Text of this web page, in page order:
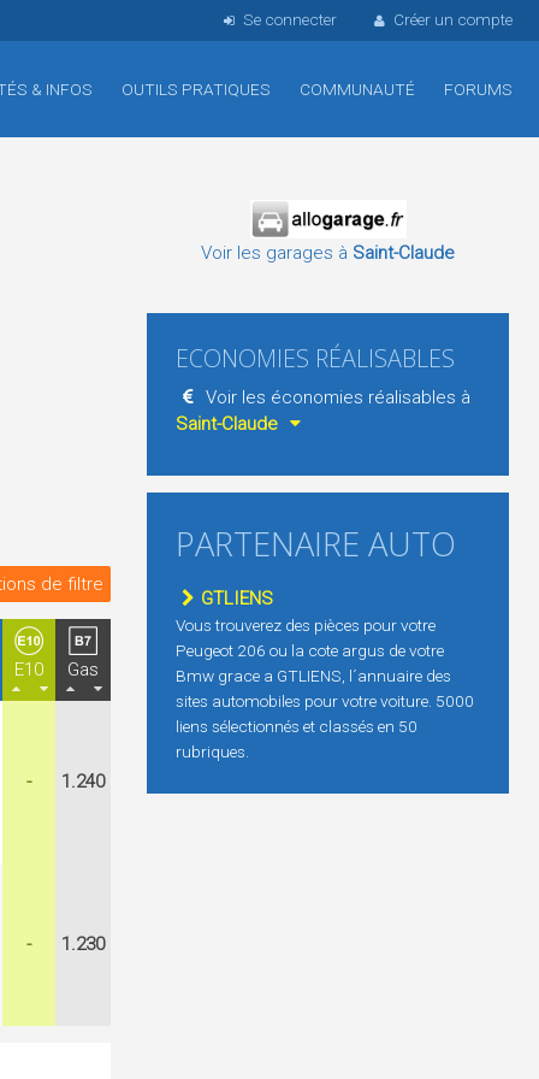
Se connecter Créer un compte
& INFOS OUTILS PRATIQUES COMMUNAUTÉ FORUMS
de filtre
E10 Gas
- 1.240
- 1.230
Voir les garages à Saint-Claude
ECONOMIES RÉALISABLES
Voir les économies réalisables à
Saint-Claude
PARTENAIRE AUTO
GTLIENS
Vous trouverez des pièces pour votre
Peugeot 206 ou la cote argus de votre
Bmw grace a GTLIENS, l´annuaire des
sites automobiles pour votre voiture. 5000
liens sélectionnés et classés en 50
rubriques.